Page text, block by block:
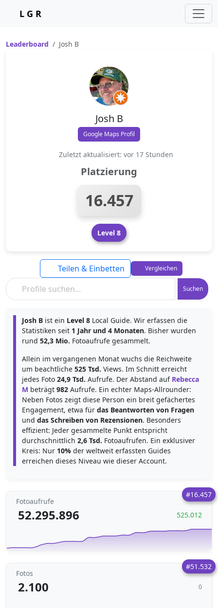
L G R
Leaderboard Josh B
Josh B
Google Maps Profil
Zuletzt aktualisiert: vor 17 Stunden
Platzierung
16.457
Level 8
Suchen
Teilen & Einbetten Vergleichen
Josh B ist ein Level 8 Local Guide. Wir erfassen die
Statistiken seit 1 Jahr und 4 Monaten. Bisher wurden
rund 52,3 Mio. Fotoaufrufe gesammelt.
Allein im vergangenen Monat wuchs die Reichweite
um beachtliche 525 Tsd. Views. Im Schnitt erreicht
jedes Foto 24,9 Tsd. Aufrufe. Der Abstand auf Rebecca
M beträgt 982 Aufrufe. Ein echter Maps-Allrounder:
Neben Fotos zeigt diese Person ein breit gefächertes
Engagement, etwa für das Beantworten von Fragen
und das Schreiben von Rezensionen. Besonders
effizient: Jeder gesammelte Punkt entspricht
durchschnittlich 2,6 Tsd. Fotoaufrufen. Ein exklusiver
Kreis: Nur 10% der weltweit erfassten Guides
erreichen dieses Niveau wie dieser Account.
#16.457
Fotoaufrufe
52.295.896 525.012
#51.532
Fotos
2.100 0